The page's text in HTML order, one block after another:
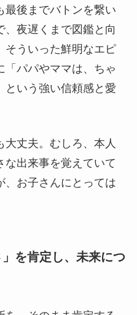
最後までバトンを繋い
、夜遅くまで図鑑と向
そういった鮮明なエピ
「パパやママは、ちゃ
という強い信頼感と愛
大丈夫。むしろ、本人
な出来事を覚えていて
、お子さんにとっては
を肯定し、未来につ